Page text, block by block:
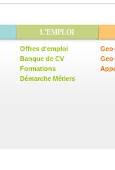
L'EMPLOI
Offres d'emploi
Banque de CV
Formations
Démarche Métiers